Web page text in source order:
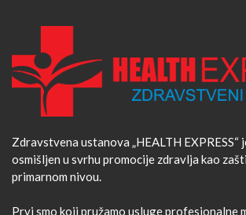
Zdravstvena ustanova „HEALTH EXPRESS“
osmišljen u svrhu promocije zdravlja kao
primarnom nivou.
Prvi smo koji pružamo usluge profesionalne